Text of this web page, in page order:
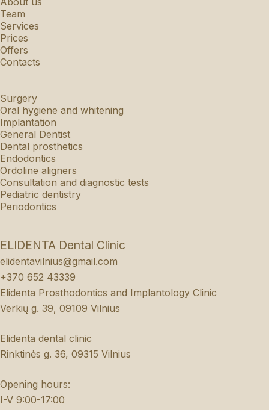
Team
Services
Prices
Offers
Contacts
Surgery
Oral hygiene and whitening
Implantation
General Dentist
Dental prosthetics
Endodontics
Ordoline aligners
Consultation and diagnostic tests
Pediatric dentistry
Periodontics
ELIDENTA Dental Clinic
elidentavilnius@gmail.com
+370 652 43339
Elidenta Prosthodontics and Implantology Clinic
Verkių g. 39, 09109 Vilnius
Elidenta dental clinic
Rinktinės g. 36, 09315 Vilnius
Opening hours:
I-V 9:00-17:00